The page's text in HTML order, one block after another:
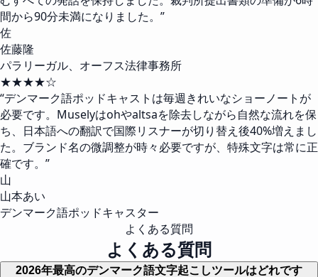
間から90分未満になりました。 ”
佐
佐藤隆
パラリーガル、オーフス法律事務所
★★★★☆
“デンマーク語ポッドキャストは毎週きれいなショーノートが
必要です。Muselyはohやaltsaを除去しながら自然な流れを保
ち、日本語への翻訳で国際リスナーが切り替え後40%増えまし
た。ブランド名の微調整が時々必要ですが、特殊文字は常に正
確です。 ”
山
山本あい
デンマーク語ポッドキャスター
よくある質問
よくある質問
2026年最高のデンマーク語文字起こしツールはどれです